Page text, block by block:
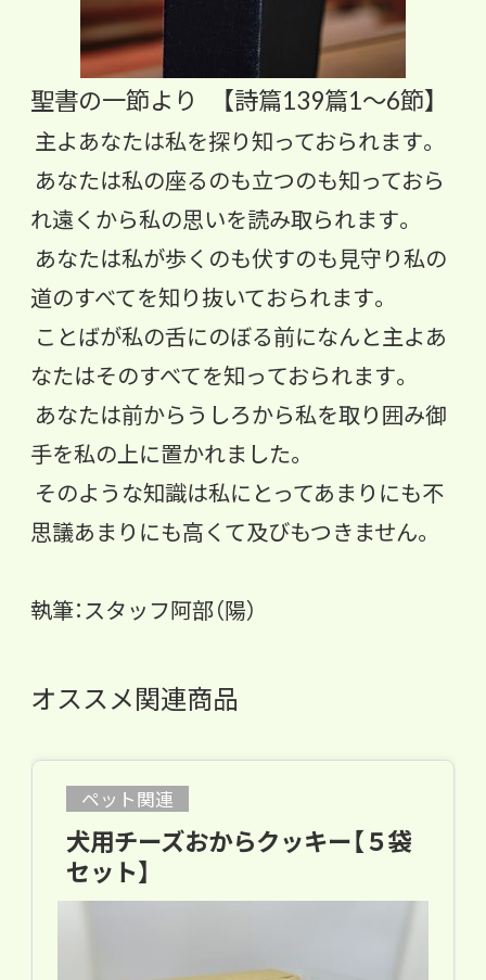
聖書の一節より 【詩篇139篇1〜6節】
主よあなたは私を探り知っておられます。
あなたは私の座るのも立つのも知っておら
れ遠くから私の思いを読み取られます。
あなたは私が歩くのも伏すのも見守り私の
道のすべてを知り抜いておられます。
ことばが私の舌にのぼる前になんと主よあ
なたはそのすべてを知っておられます。
あなたは前からうしろから私を取り囲み御
手を私の上に置かれました。
そのような知識は私にとってあまりにも不
思議あまりにも高くて及びもつきません。
執筆：スタッフ阿部（陽）
オススメ関連商品
ペット関連
犬用チーズおからクッキー【５袋
セット】